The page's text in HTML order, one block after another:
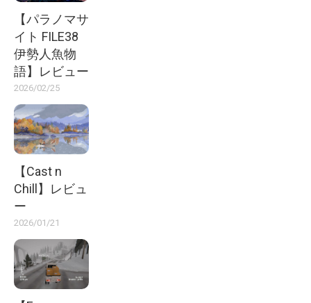
【パラノマサ
イト FILE38
伊勢人魚物
語】レビュー
2026/02/25
【Cast n
Chill】レビュ
ー
2026/01/21